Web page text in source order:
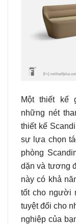
Một thiết kế
những nét
thiết kế
sự lựa chọn
phòng
dặn và tương
này có khả
tốt cho người
tuyệt đối cho
nghiệp của